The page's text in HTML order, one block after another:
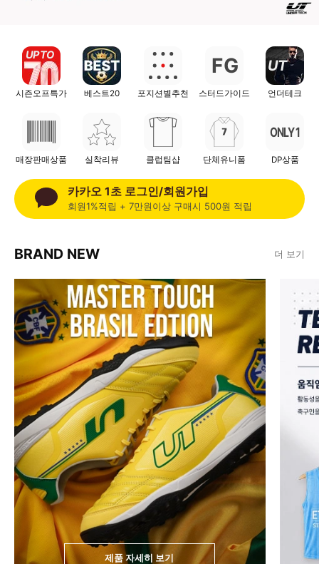
UP TO
시즌오프특가 베스트20 포지션별추천
FG
스터드가이드
UT
언더테크
매장판매상품 실착리뷰 클럽팀샵 단체유니폼
ONLY 1
DP상품
카카오 1초 로그인/회원가입
회원1%적립 + 7만원이상 구매시 500원 적립
BRAND NEW 더 보기
제품 자세히 보기